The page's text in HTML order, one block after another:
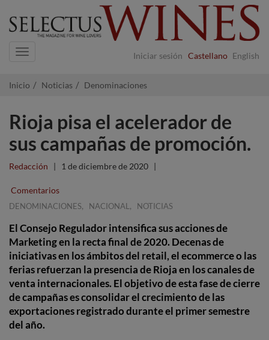
Iniciar sesión Castellano English
Navigation
Inicio Noticias Denominaciones
Rioja pisa el acelerador de
sus campañas de promoción.
Redacción | 1 de diciembre de 2020 |
Comentarios
DENOMINACIONES, NACIONAL , NOTICIAS
El Consejo Regulador intensifica sus acciones de
Marketing en la recta final de 2020. Decenas de
iniciativas en los ámbitos del retail, el ecommerce o las
ferias refuerzan la presencia de Rioja en los canales de
venta internacionales. El objetivo de esta fase de cierre
de campañas es consolidar el crecimiento de las
exportaciones registrado durante el primer semestre
del año.